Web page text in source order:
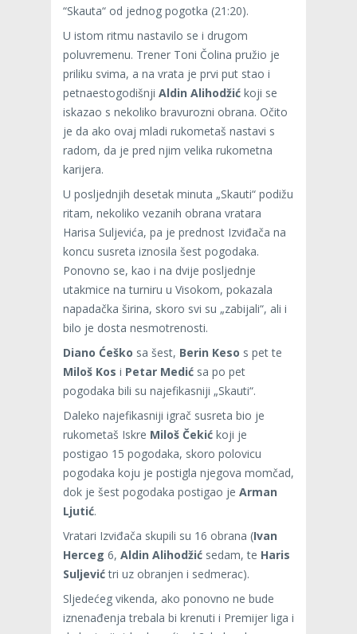
“Skauta“ od jednog pogotka (21:20).
U istom ritmu nastavilo se i drugom
poluvremenu. Trener Toni Čolina pružio je
priliku svima, a na vrata je prvi put stao i
petnaestogodišnji Aldin Alihodžić koji se
iskazao s nekoliko bravurozni obrana. Očito
je da ako ovaj mladi rukometaš nastavi s
radom, da je pred njim velika rukometna
karijera.
U posljednjih desetak minuta „Skauti“ podižu
ritam, nekoliko vezanih obrana vratara
Harisa Suljevića, pa je prednost Izviđača na
koncu susreta iznosila šest pogodaka.
Ponovno se, kao i na dvije posljednje
utakmice na turniru u Visokom, pokazala
napadačka širina, skoro svi su „zabijali“, ali i
bilo je dosta nesmotrenosti.
Diano Ćeško sa šest, Berin Keso s pet te
Miloš Kos i Petar Medić sa po pet
pogodaka bili su najefikasniji „Skauti“.
Daleko najefikasniji igrač susreta bio je
rukometaš Iskre Miloš Čekić koji je
postigao 15 pogodaka, skoro polovicu
pogodaka koju je postigla njegova momčad,
dok je šest pogodaka postigao je Arman
Ljutić.
Vratari Izviđača skupili su 16 obrana (Ivan
Herceg 6, Aldin Alihodžić sedam, te Haris
Suljevićtri uz obranjen i sedmerac).
Sljedećeg vikenda, ako ponovno ne bude
iznenađenja trebala bi krenuti i Premijer liga i